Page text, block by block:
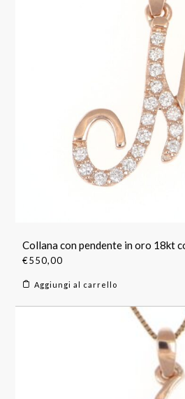
Collana con pendente in oro 18kt
€550,00
Aggiungi al carrello